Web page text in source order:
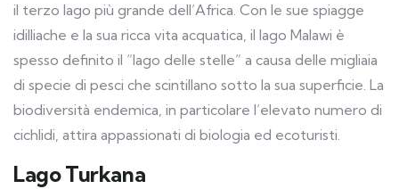
il terzo lago più grande dell’Africa. Con le sue spiagge
idilliache e la sua ricca vita acquatica, il lago Malawi è
spesso definito il “lago delle stelle” a causa delle migliaia
di specie di pesci che scintillano sotto la sua superficie. La
biodiversità endemica, in particolare l’elevato numero di
cichlidi, attira appassionati di biologia ed ecoturisti.
Lago Turkana